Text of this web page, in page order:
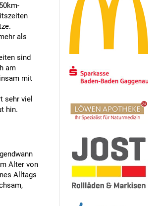
als
sind
am
mit
sehr viel
hin.
Alter von
Alltags